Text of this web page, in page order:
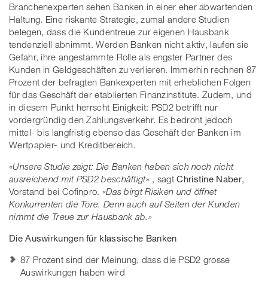
Branchenexperten sehen Banken in einer eher abwartenden
Haltung. Eine riskante Strategie, zumal andere Studien
belegen, dass die Kundentreue zur eigenen Hausbank
tendenziell abnimmt. Werden Banken nicht aktiv, laufen sie
Gefahr, ihre angestammte Rolle als engster Partner des
Kunden in Geldgeschäften zu verlieren. Immerhin rechnen 87
Prozent der befragten Bankexperten mit erheblichen Folgen
für das Geschäft der etablierten Finanzinstitute. Zudem, und
in diesem Punkt herrscht Einigkeit: PSD2 betrifft nur
vordergründig den Zahlungsverkehr. Es bedroht jedoch
mittel- bis langfristig ebenso das Geschäft der Banken im
Wertpapier- und Kreditbereich.
«Unsere Studie zeigt: Die Banken haben sich noch nicht
ausreichend mit PSD2 beschäftigt» , sagtChristine Naber,
Vorstand bei Cofinpro. «Das birgt Risiken und öffnet
Konkurrenten die Tore. Denn auch auf Seiten der Kunden
nimmt die Treue zur Hausbank ab.»
Die Auswirkungen für klassische Banken
87 Prozent sind der Meinung, dass die PSD2 grosse
Auswirkungen haben wird